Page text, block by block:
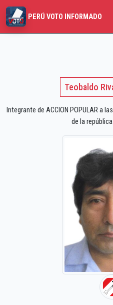
PERÚ VOTO INFORMADO
Teobaldo
Integrante de ACCION POPULAR a
de la